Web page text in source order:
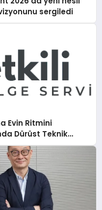
sergiledi
Evin Ritmini
Dürüst Teknik